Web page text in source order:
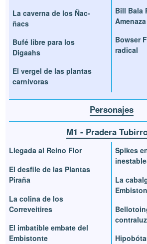
La caverna de los Ñac-
ñacs
Bufé libre para los
Digaahs
El vergel de las plantas
carnívoras
Bill Bala
Bowser
radical
Personajes
M1 - Pradera
Llegada al Reino Flor
El desfile de las Plantas
Piraña
La colina de los
Correveitires
El imbatible embate del
Embistonte
Spikes
La
contraluz